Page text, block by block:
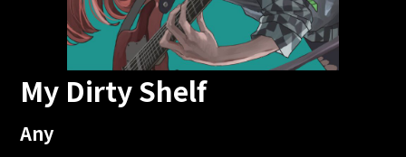
My Dirty Shelf
Any